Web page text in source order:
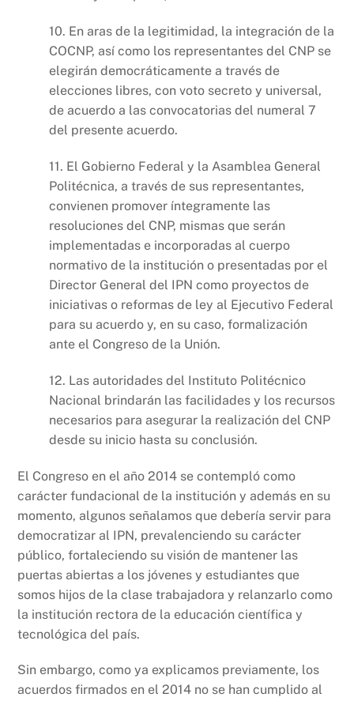
10. En aras de la legitimidad, la integración de la
COCNP, así como los representantes del CNP se
elegirán democráticamente a través de
elecciones libres, con voto secreto y universal,
de acuerdo a las convocatorias del numeral 7
del presente acuerdo.
11. El Gobierno Federal y la Asamblea General
Politécnica, a través de sus representantes,
convienen promover íntegramente las
resoluciones del CNP, mismas que serán
implementadas e incorporadas al cuerpo
normativo de la institución o presentadas por el
Director General del IPN como proyectos de
iniciativas o reformas de ley al Ejecutivo Federal
para su acuerdo y, en su caso, formalización
ante el Congreso de la Unión.
12. Las autoridades del Instituto Politécnico
Nacional brindarán las facilidades y los recursos
necesarios para asegurar la realización del CNP
desde su inicio hasta su conclusión.
El Congreso en el año 2014 se contempló como
carácter fundacional de la institución y además en su
momento, algunos señalamos que debería servir para
democratizar al IPN, prevalenciendo su carácter
público, fortaleciendo su visión de mantener las
puertas abiertas a los jóvenes y estudiantes que
somos hijos de la clase trabajadora y relanzarlo como
la institución rectora de la educación científica y
tecnológica del país.
Sin embargo, como ya explicamos previamente, los
acuerdos firmados en el 2014 no se han cumplido al